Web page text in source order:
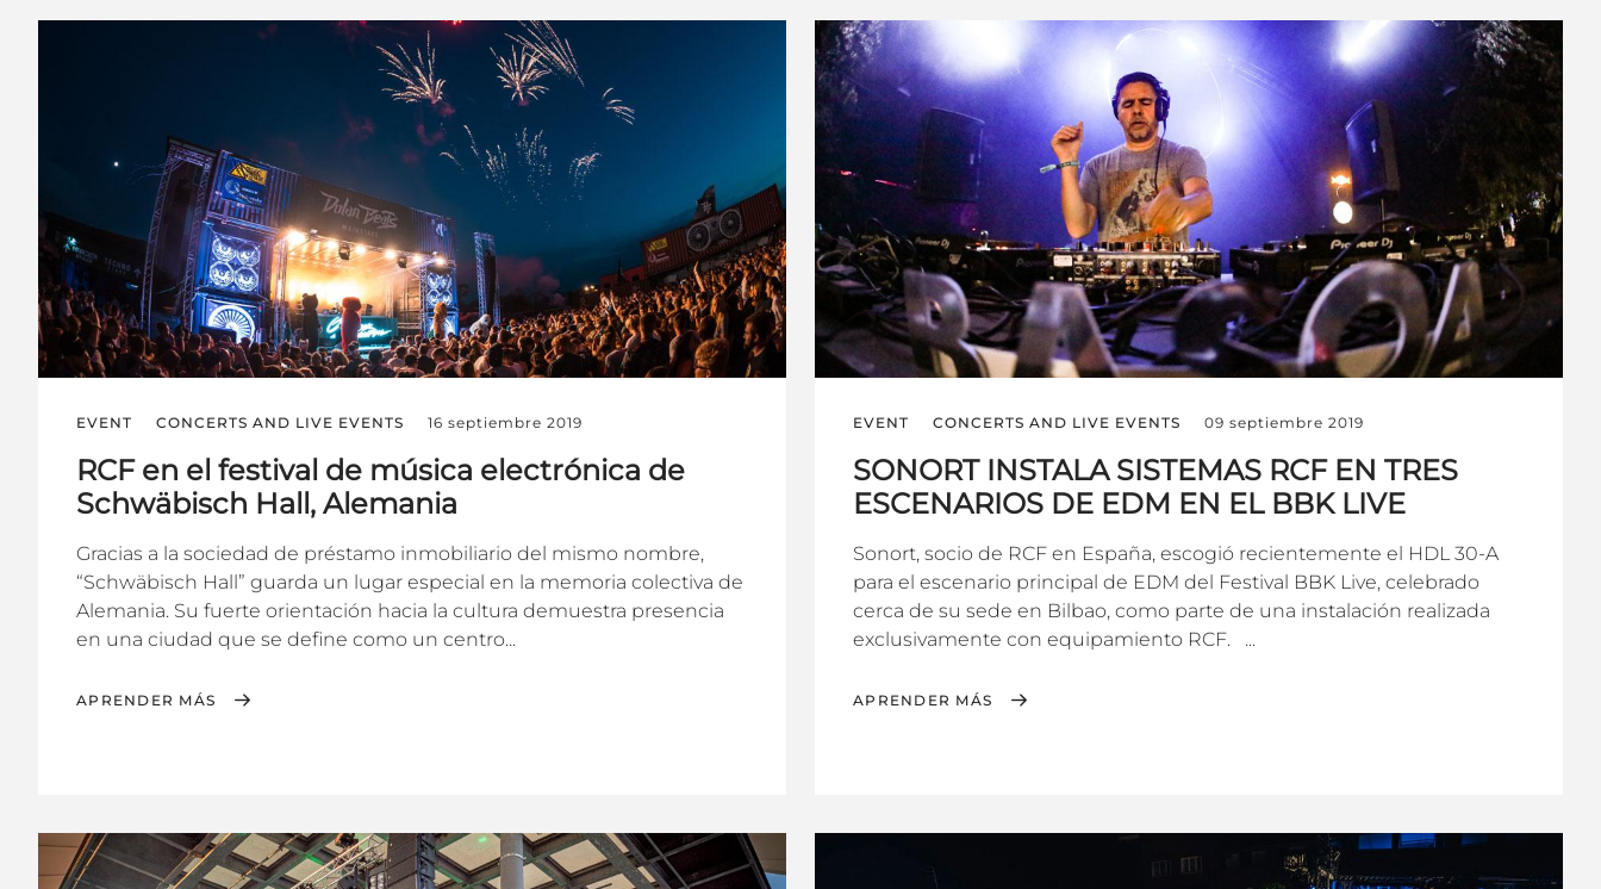
EVENT CONCERTS AND LIVE EVENTS 16 septiembre 2019
RCF en el festival de música electrónica de
Schwäbisch Hall, Alemania
Gracias a la sociedad de préstamo inmobiliario del mismo nombre,
“Schwäbisch Hall” guarda un lugar especial en la memoria colectiva de
Alemania. Su fuerte orientación hacia la cultura demuestra presencia
en una ciudad que se define como un centro...
APRENDER MÁS
EVENT CONCERTS AND LIVE EVENTS 09 septiembre 2019
SONORT INSTALA SISTEMAS RCF EN TRES
ESCENARIOS DE EDM EN EL BBK LIVE
Sonort, socio de RCF en España, escogió recientemente el HDL 30-A
para el escenario principal de EDM del Festival BBK Live, celebrado
cerca de su sede en Bilbao, como parte de una instalación realizada
exclusivamente con equipamiento RCF. ...
APRENDER MÁS